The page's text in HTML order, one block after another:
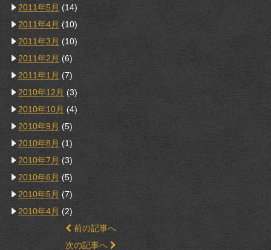
2011年5月 (14)
2011年4月 (10)
2011年3月 (10)
2011年2月 (6)
2011年1月 (7)
2010年12月 (3)
2010年10月 (4)
2010年9月 (5)
2010年8月 (1)
2010年7月 (3)
2010年6月 (5)
2010年5月 (7)
2010年4月 (2)
前の記事へ
次の記事へ